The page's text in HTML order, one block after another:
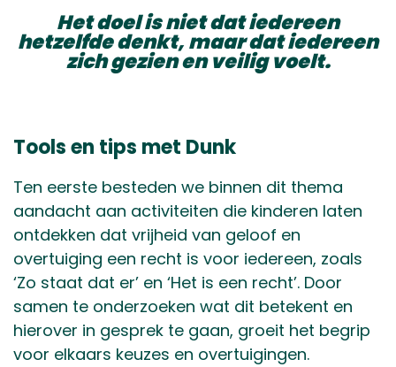
Het doel is niet dat iedereen
hetzelfde denkt, maar dat iedereen
zich gezien en veilig voelt.
Tools en tips met Dunk
Ten eerste besteden we binnen dit thema
aandacht aan activiteiten die kinderen laten
ontdekken dat vrijheid van geloof en
overtuiging een recht is voor iedereen, zoals
‘Zo staat dat er’ en ‘Het is een recht’. Door
samen te onderzoeken wat dit betekent en
hierover in gesprek te gaan, groeit het begrip
voor elkaars keuzes en overtuigingen.